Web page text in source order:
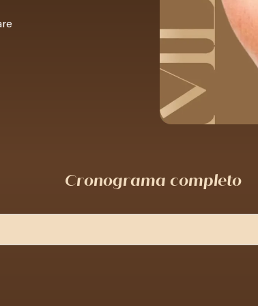
Cronograma completo